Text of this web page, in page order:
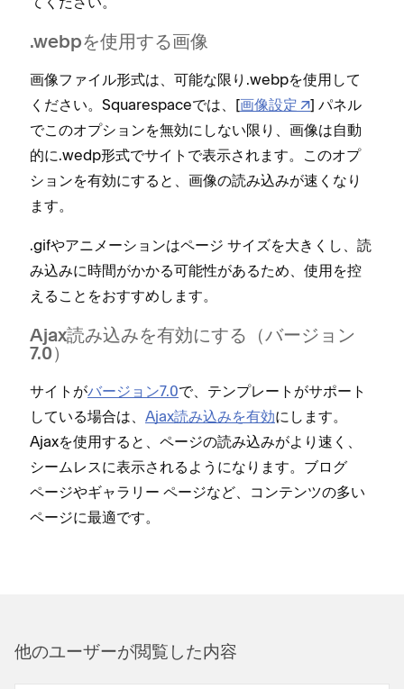
⁠.webpを使用する画像
画像フ⁠ァイル形式は⁠、可能な限り⁠.webpを使用して
ください⁠。Squarespaceでは⁠、[⁠画像設定
⁠] パネル
でこのオプシ⁠ョンを無効にしない限り⁠、画像は自動
的に⁠.wedp形式でサイトで表示されます⁠。このオプ
シ⁠ョンを有効にすると⁠、画像の読み込みが速くなり
ます⁠。
⁠.gifやアニメ⁠ーシ⁠ョンはペ⁠ージ サイズを大きくし⁠、読
み込みに時間がかかる可能性があるため⁠、使用を控
えることをおすすめします⁠。
Ajax読み込みを有効にする（⁠バ⁠ージ⁠ョン
7⁠.0⁠）
サイトがバ⁠ージ⁠ョン7⁠.0で⁠、テンプレ⁠ートがサポ⁠ート
している場合は⁠、 Ajax読み込みを有効にします⁠。
Ajaxを使用すると⁠、ペ⁠ージの読み込みがより速く⁠、
シ⁠ームレスに表示されるようになります⁠。ブログ
ペ⁠ージやギ⁠ャラリ⁠ー ペ⁠ージなど⁠、コンテンツの多い
ペ⁠ージに最適です⁠。
他のユ⁠ーザ⁠ーが閲覧した内容